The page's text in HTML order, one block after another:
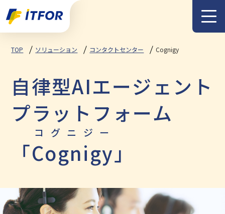
メニュー
TOP ソリューション コンタクトセンター Cognigy
自律型AIエージェント
プラットフォーム
「Cognigy
コグニジー
」